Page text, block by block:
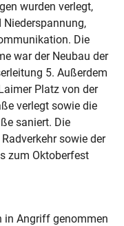
wurden verlegt,
Die
war der Neubau der
5. Außerdem
Platz von der
verlegt sowie die
saniert. Die
sowie der
zum Oktoberfest
in Angriff genommen